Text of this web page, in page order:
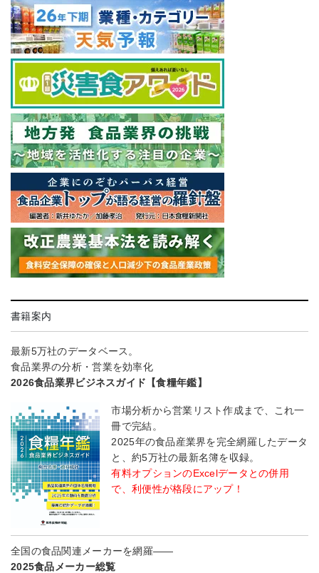
書籍案内
最新5万社のデータベース。
食品業界の分析・営業を効率化
2026食品業界ビジネスガイド【食糧年鑑】
市場分析から営業リスト作成まで、これ一
冊で完結。
2025年の食品産業界を完全網羅したデータ
と、約5万社の最新名簿を収録。
有料オプションのExcelデータとの併用
で、利便性が格段にアップ！
全国の食品関連メーカーを網羅――
2025食品メーカー総覧